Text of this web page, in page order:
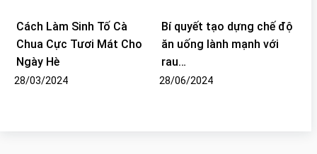
Cách Làm Sinh Tố Cà
Chua Cực Tươi Mát Cho
Ngày Hè
28/03/2024
Bí quyết tạo dựng chế độ
ăn uống lành mạnh với
rau…
28/06/2024